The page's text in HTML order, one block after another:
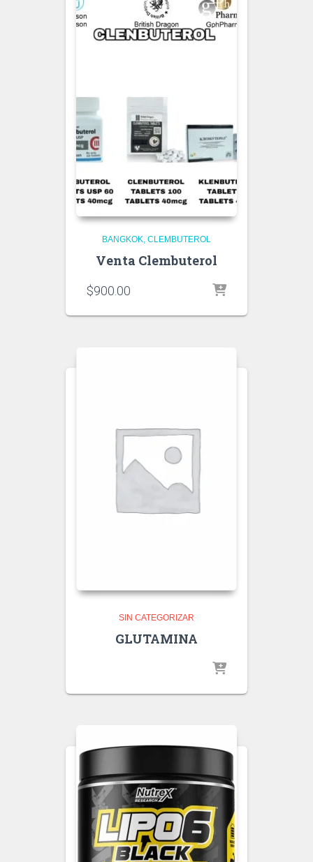
BANGKOK CLEMBUTEROL
Venta Clembuterol
$900.00
SIN CATEGORIZAR
GLUTAMINA